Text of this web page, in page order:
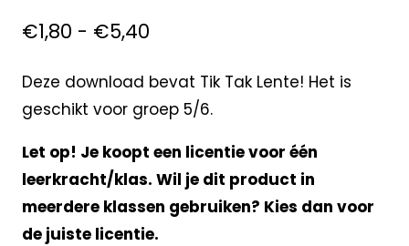
€1,80 - €5,40
Deze download bevat Tik Tak Lente! Het is
geschikt voor groep 5/6.
Let op! Je koopt een licentie voor één
leerkracht/klas. Wil je dit product in
meerdere klassen gebruiken? Kies dan voor
de juiste licentie.